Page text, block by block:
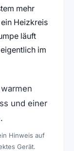
mehr
Heizkreis
läuft
im
Hinweis auf
Gerät.